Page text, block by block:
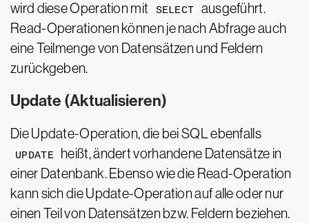
wird diese Operation mit
SELECT
ausgeführt.
Read-Operationen können je nach Abfrage auch
eine Teilmenge von Datensätzen und Feldern
zurückgeben.
Update (Aktualisieren)
Die Update-Operation, die bei SQL ebenfalls
UPDATE
heißt, ändert vorhandene Datensätze in
einer Datenbank. Ebenso wie die Read-Operation
kann sich die Update-Operation auf alle oder nur
einen Teil von Datensätzen bzw. Feldern beziehen.